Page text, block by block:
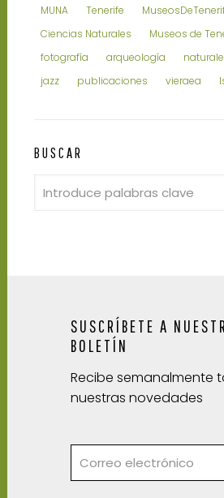
MUNA Tenerife
Ciencias Naturales
Museos de
fotografía
arqueología
jazz
publicaciones vieraea
BUSCAR
SUSCRÍBETE A
BOLETÍN
Recibe semanalmente
nuestras novedades